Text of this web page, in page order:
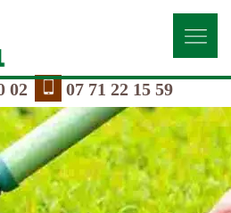
02 07 71 22 15 59